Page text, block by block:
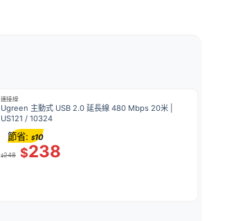
連接線
Ugreen 主動式 USB 2.0 延長線 480 Mbps 20米 |
US121 / 10324
$248 $238
節省: $10